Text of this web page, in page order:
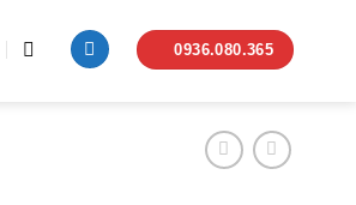
0936.080.365